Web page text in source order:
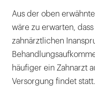
Aus der oben
wäre zu erwarten,
zahnärztlichen
häufiger ein Zahnarzt
Versorgung findet statt.